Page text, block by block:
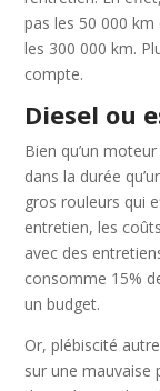
pas les 50 000
les 300 000 km.
compte.
Diesel ou
Bien qu’un
dans la durée
gros rouleurs qui
entretien, les
avec des
consomme 15%
un budget.
Or, plébiscité
sur une mauvaise